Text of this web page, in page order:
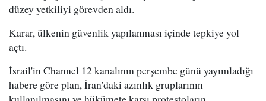
düzey yetkiliyi görevden aldı.
Karar, ülkenin güvenlik yapılanması içinde tepkiye yol
açtı.
İsrail'in Channel 12 kanalının perşembe günü yayımladığı
habere göre plan, İran'daki azınlık gruplarının